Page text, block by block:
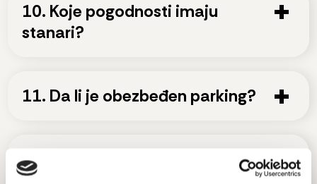
10. Koje pogodnosti imaju
stanari?
11. Da li je obezbeđen parking?
12. Da li kompleks ima recepciju